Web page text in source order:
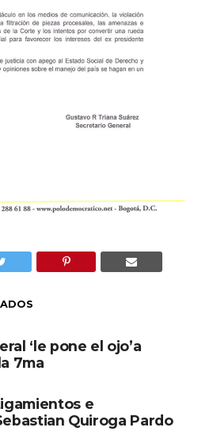
‘le pone el ojo’a
7ma
e
Quiroga Pardo